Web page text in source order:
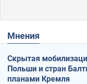
Мнения
Скрытая
Польши и стран
планами Кремля